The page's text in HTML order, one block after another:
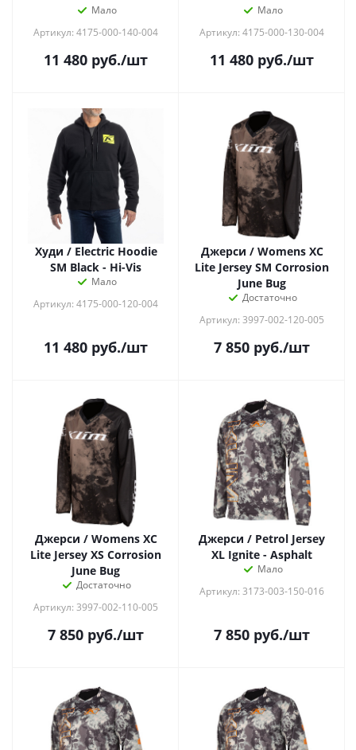
Мало
Артикул: 4175-000-140-004
11 480 руб./шт
Мало
Артикул: 4175-000-130-004
11 480 руб./шт
Худи / Electric Hoodie
SM Black - Hi-Vis
Мало
Артикул: 4175-000-120-004
11 480 руб./шт
Джерси / Womens XC
Lite Jersey SM Corrosion
June Bug
Достаточно
Артикул: 3997-002-120-005
7 850 руб./шт
Джерси / Womens XC
Lite Jersey XS Corrosion
June Bug
Достаточно
Артикул: 3997-002-110-005
7 850 руб./шт
Джерси / Petrol Jersey
XL Ignite - Asphalt
Мало
Артикул: 3173-003-150-016
7 850 руб./шт